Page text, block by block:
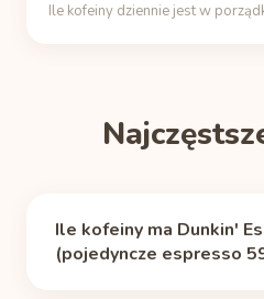
Ile kofeiny dziennie jest w
Ile kofeiny ma Dunkin'
(pojedyncze espresso